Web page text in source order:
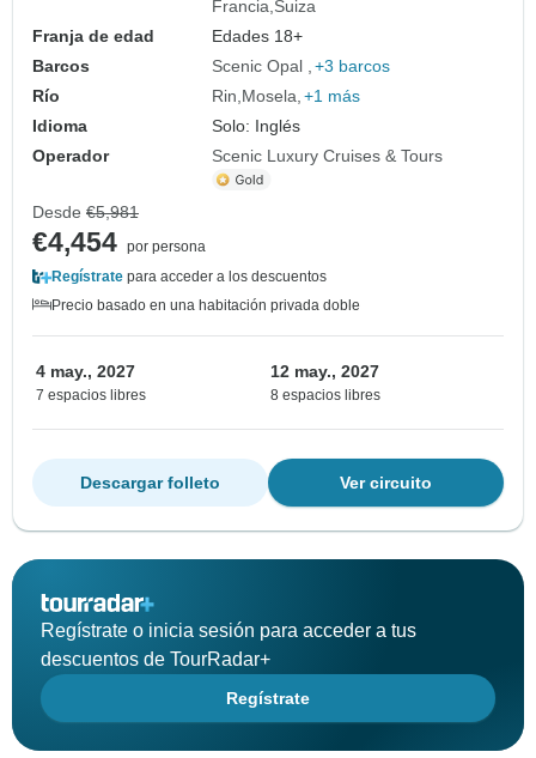
Francia Suiza
Franja de edad
Edades 18+
Barcos
Scenic Opal
+3 barcos
Río
Rin Mosela +1 más
Idioma
Solo: Inglés
Operador
Scenic Luxury Cruises & Tours
Desde €5,981
€4,454 por persona
Regístrate para acceder a los descuentos
Precio basado en una habitación privada doble
4 may., 2027
7 espacios libres
12 may., 2027
8 espacios libres
Ver circuito
Descargar folleto
Regístrate o inicia sesión para acceder a tus
descuentos de TourRadar+
Regístrate